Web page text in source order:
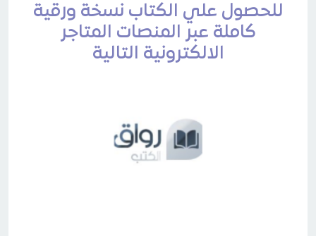
للحصول علي الكتاب نسخة ورقية
كاملة عبر المنصات المتاجر
الالكترونية التالية